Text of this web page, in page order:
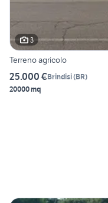
3
Terreno agricolo
25.000 €Brindisi(BR)
20000 mq